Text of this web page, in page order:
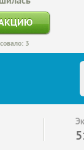
3